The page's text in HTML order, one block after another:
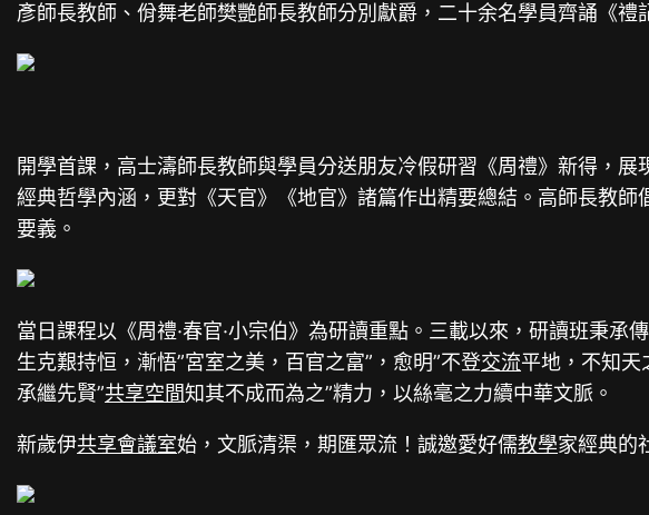
彥師長教師、佾舞老師樊艷師長教師分別獻爵，二十余名學員齊誦《禮
開學首課，高士濤師長教師與學員分送朋友冷假研習《周禮》新得，
經典哲學內涵，更對《天官》《地官》諸篇作出精要總結。高師長教師
要義。
當日課程以《周禮·春官·小宗伯》為研讀重點。三載以來，研讀班秉
生克艱持恒，漸悟”宮室之美，百官之富”，愈明”不登交流平地，不知天
承繼先賢”共享空間知其不成而為之”精力，以絲毫之力續中華文脈。
新歲伊共享會議室始，文脈清渠，期匯眾流！誠邀愛好儒教學家經典的